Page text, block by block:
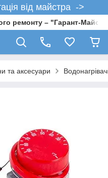
від майстра ->
ремонту – "Гарант-
та аксесуари